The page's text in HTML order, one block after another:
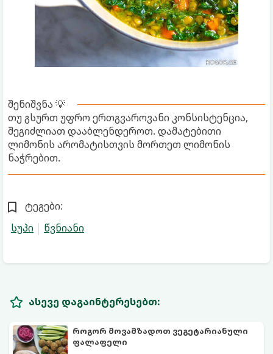
შენიშვნა 💡
თუ გსურთ უფრო ერთგვაროვანი კონსისტენცია,
შეგიძლიათ დააბლენდეროთ. დამატებითი
ლიმონის არომატისთვის მორთეთ ლიმონის
ნაჭრებით.
ტეგები:
სუპი
წვნიანი
ასევე დაგაინტერესებთ:
როგორ მოვამზადოთ ვეგეტარიანული
ფალაფელი